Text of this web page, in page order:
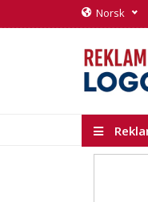
Norsk